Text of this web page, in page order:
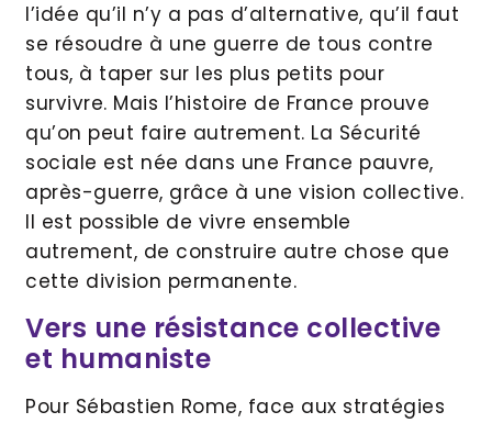
l’idée qu’il n’y a pas d’alternative, qu’il faut
se résoudre à une guerre de tous contre
tous, à taper sur les plus petits pour
survivre. Mais l’histoire de France prouve
qu’on peut faire autrement. La Sécurité
sociale est née dans une France pauvre,
après-guerre, grâce à une vision collective.
Il est possible de vivre ensemble
autrement, de construire autre chose que
cette division permanente.
Vers une résistance collective
et humaniste
Pour Sébastien Rome, face aux stratégies